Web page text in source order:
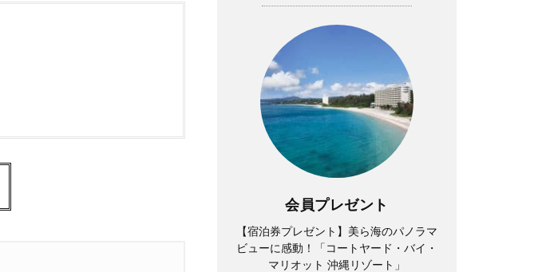
会員プレゼント
【宿泊券プレゼント】美ら海のパノラマ
ビューに感動！「コートヤード・バイ・
マリオット 沖縄リゾート」